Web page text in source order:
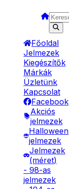
Főoldal
Jelmezek
Kiegészítők
Márkák
Üzletünk
Kapcsolat
Facebook
Akciós
jelmezek
Halloween
jelmezek
Jelmezek
(méret)
- 98-as
jelmezek